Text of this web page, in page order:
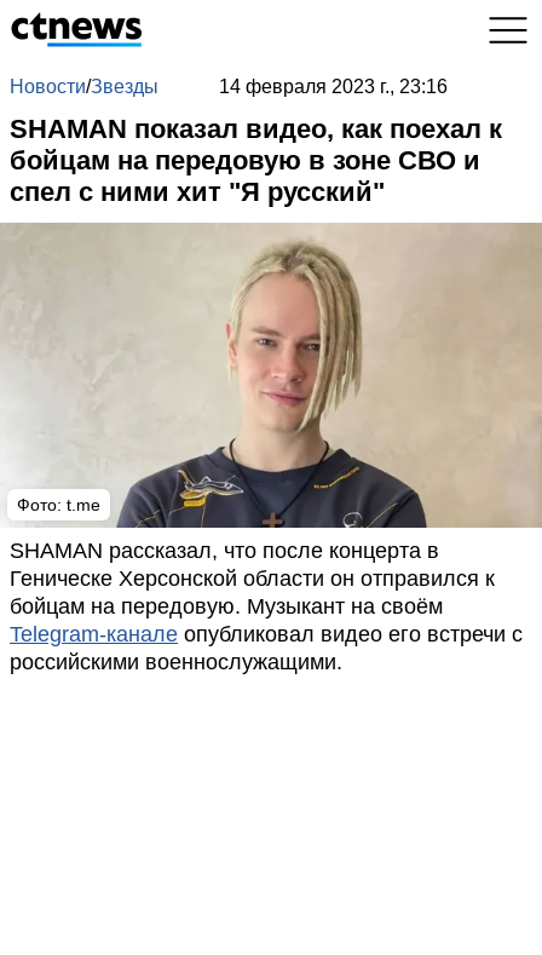
Новости/Звезды 14 февраля 2023 г., 23:16
SHAMAN показал видео, как поехал к
бойцам на передовую в зоне СВО и
спел с ними хит "Я русский"
Фото: t.me
SHAMAN рассказал, что после концерта в
Геническе Херсонской области он отправился к
бойцам на передовую. Музыкант на своём
Telegram-канале опубликовал видео его встречи с
российскими военнослужащими.